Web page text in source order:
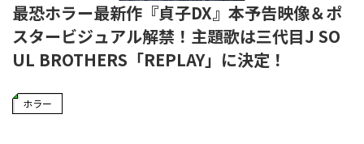
最恐ホラー最新作『貞子DX』本予告映像＆ポ
スタービジュアル解禁！主題歌は三代目J SO
UL BROTHERS「REPLAY」に決定！
ホラー